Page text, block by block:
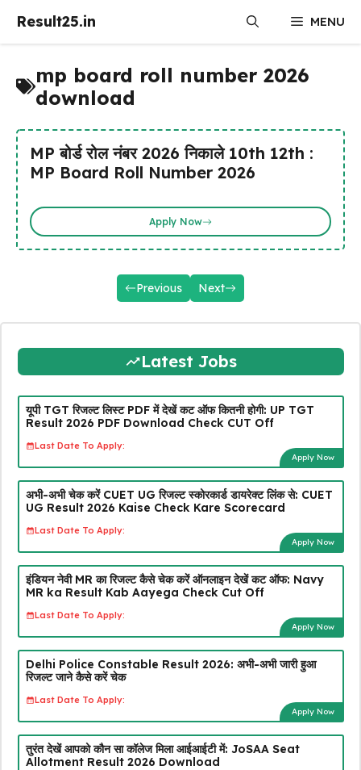
Result25.in MENU
mp board roll number 2026
download
MP बोर्ड रोल नंबर 2026 निकाले 10th 12th :
MP Board Roll Number 2026
Apply Now
Previous Next
Latest Jobs
यूपी TGT रिजल्ट लिस्ट PDF में देखें कट ऑफ कितनी होगी: UP TGT
Result 2026 PDF Download Check CUT Off
Last Date To Apply:
Apply Now
अभी-अभी चेक करें CUET UG रिजल्ट स्कोरकार्ड डायरेक्ट लिंक से: CUET
UG Result 2026 Kaise Check Kare Scorecard
Last Date To Apply:
Apply Now
इंडियन नेवी MR का रिजल्ट कैसे चेक करें ऑनलाइन देखें कट ऑफ: Navy
MR ka Result Kab Aayega Check Cut Off
Last Date To Apply:
Apply Now
Delhi Police Constable Result 2026: अभी-अभी जारी हुआ
रिजल्ट जाने कैसे करें चेक
Last Date To Apply:
Apply Now
तुरंत देखें आपको कौन सा कॉलेज मिला आईआईटी में: JoSAA Seat
Allotment Result 2026 Download